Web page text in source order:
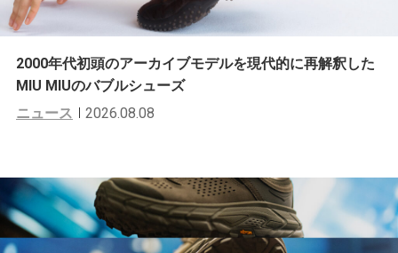
2000年代初頭のアーカイブモデルを現代的に再解釈した
MIU MIUのバブルシューズ
ニュース
2026.08.08